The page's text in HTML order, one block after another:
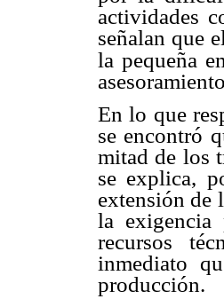
actividades
señalan que
la pequeña
En lo que
se encontró
mitad de los
se explica,
extensión de
la
recursos
inmediato
producción.